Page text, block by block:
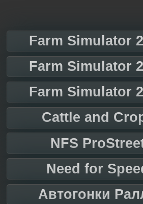
Farm Simulator
Farm Simulator
Farm Simulator
Cattle and
NFS
Need for
Автогонки